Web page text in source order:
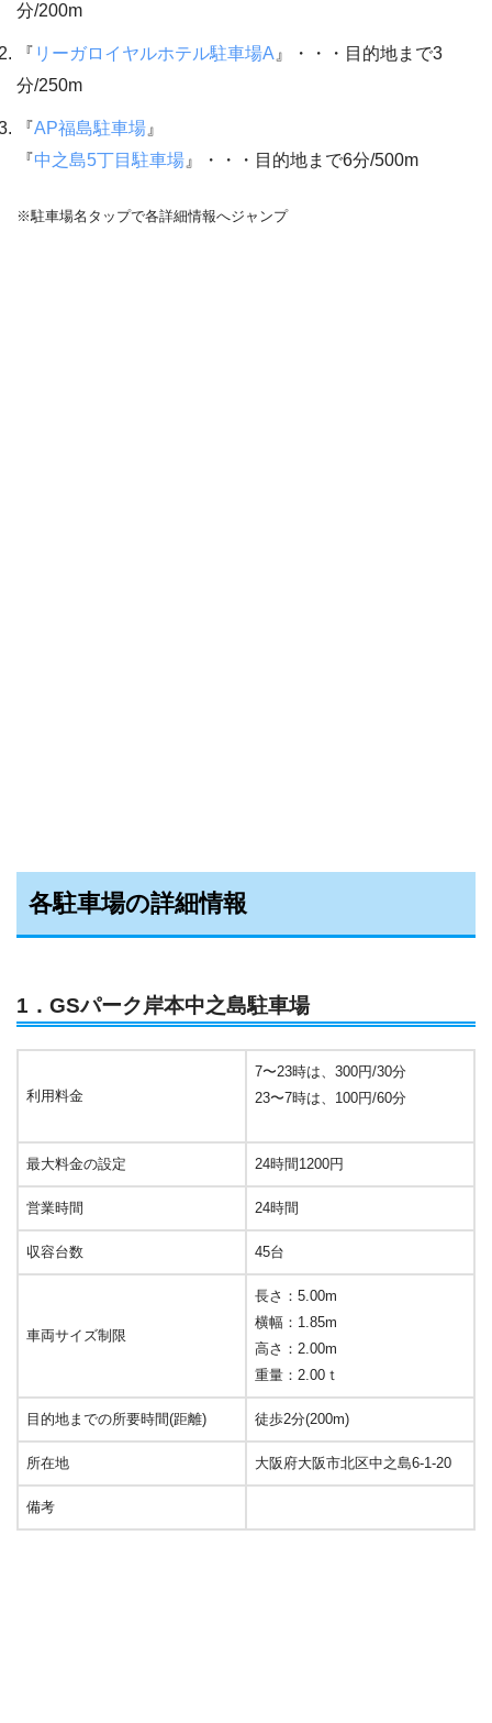
分/200m
『 リーガロイヤルホテル駐車場A 』・・・目的地まで3
分/250m
『AP福島駐車場 』
『中之島5丁目駐車場 』・・・目的地まで6分/500m
※駐車場名タップで各詳細情報へジャンプ
各駐車場の詳細情報
1．GSパーク岸本中之島駐車場
利用料金
7〜23時は、300円/30分
23〜7時は、100円/60分
最大料金の設定 24時間1200円
営業時間 24時間
収容台数 45台
車両サイズ制限
長さ：5.00m
横幅：1.85m
高さ：2.00m
重量：2.00ｔ
目的地までの所要時間(距離) 徒歩2分(200m)
所在地 大阪府大阪市北区中之島6-1-20
備考